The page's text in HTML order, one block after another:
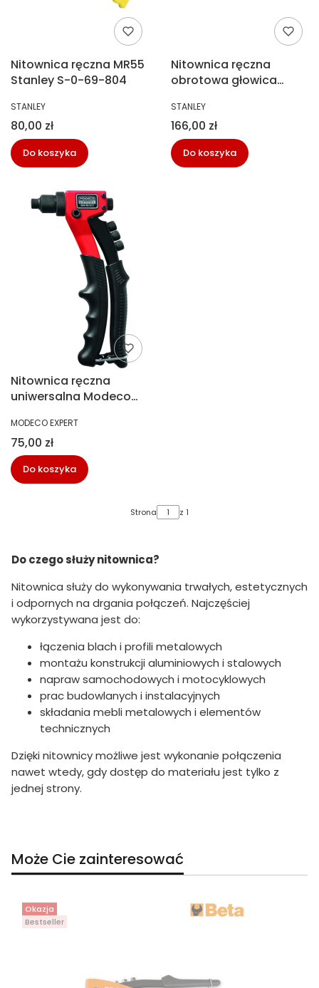
Nitownica ręczna MR55
Stanley S-0-69-804
PRODUCENT
STANLEY
Cena
80,00 zł
Do koszyka
Nitownica ręczna
obrotowa głowica
MR77
PRODUCENT
STANLEY
Cena
166,00 zł
Do koszyka
Nitownica ręczna
uniwersalna Modeco
PRODUCENT
MODECO EXPERT
Cena
75,00 zł
Do koszyka
Strona z 1
Do czego służy nitownica?
Nitownica służy do wykonywania trwałych, estetycznych
i odpornych na drgania połączeń. Najczęściej
wykorzystywana jest do:
łączenia blach i profili metalowych
montażu konstrukcji aluminiowych i stalowych
napraw samochodowych i motocyklowych
prac budowlanych i instalacyjnych
składania mebli metalowych i elementów
technicznych
Dzięki nitownicy możliwe jest wykonanie połączenia
nawet wtedy, gdy dostęp do materiału jest tylko z
jednej strony.
Może Cie zainteresować
Okazja
Bestseller